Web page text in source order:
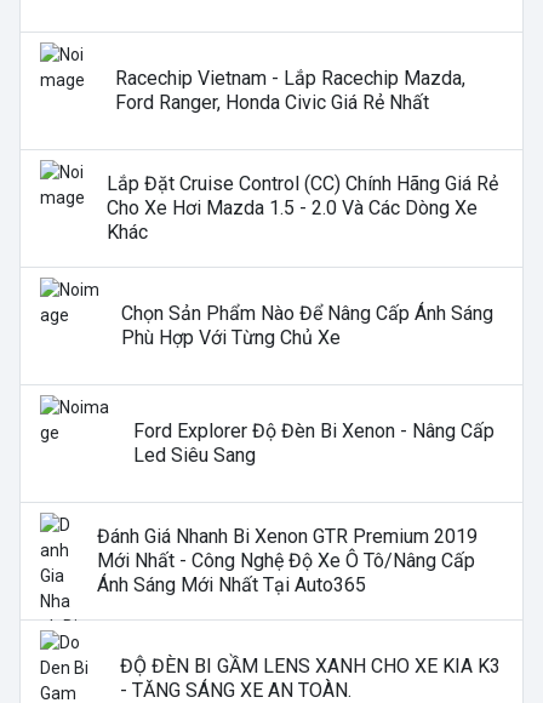
Racechip Vietnam - Lắp Racechip Mazda,
Ford Ranger, Honda Civic Giá Rẻ Nhất
Lắp Đặt Cruise Control (CC) Chính Hãng Giá Rẻ
Cho Xe Hơi Mazda 1.5 - 2.0 Và Các Dòng Xe
Khác
Chọn Sản Phẩm Nào Để Nâng Cấp Ánh Sáng
Phù Hợp Với Từng Chủ Xe
Ford Explorer Độ Đèn Bi Xenon - Nâng Cấp
Led Siêu Sang
Đánh Giá Nhanh Bi Xenon GTR Premium 2019
Mới Nhất - Công Nghệ Độ Xe Ô Tô/nâng Cấp
Ánh Sáng Mới Nhất Tại Auto365
ĐỘ ĐÈN BI GẦM LENS XANH CHO XE KIA K3
- TĂNG SÁNG XE AN TOÀN.